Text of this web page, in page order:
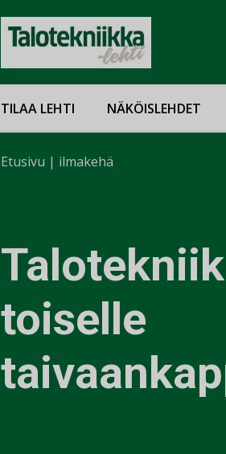
TILAA LEHTI NÄKÖISLEHDET
Etusivu | ilmakehä
toiselle